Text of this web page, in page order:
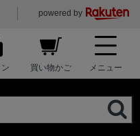
powered by
買い物かご メニュー